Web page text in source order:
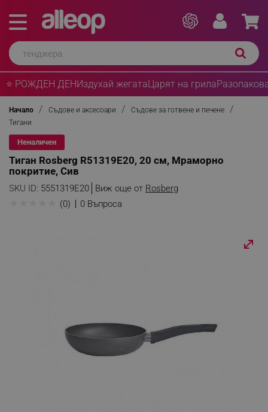
⭐ РОЖДЕН ДЕНИздухай жегатаЦарят на грила
Начало Съдове и аксесоари
Съдове за готвене и печене
Тигани
Неналичен
Тиган Rosberg R51319E20, 20 см, Mраморно
покритие, Сив
SKU ID: 5551319E20 Виж още от Rosberg
(0) 0 Въпроса